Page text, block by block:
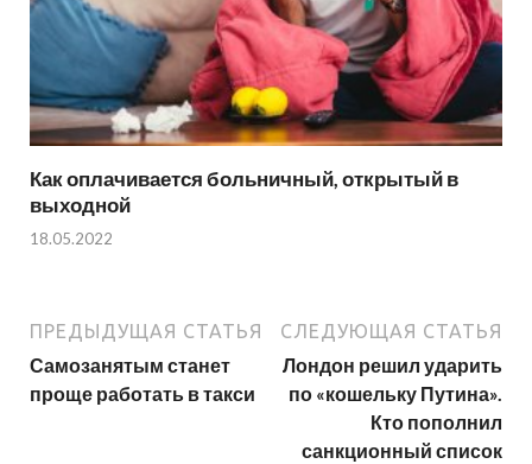
Как оплачивается больничный, открытый в
выходной
18.05.2022
ПРЕДЫДУЩАЯ СТАТЬЯ
Самозанятым станет
проще работать в такси
СЛЕДУЮЩАЯ СТАТЬЯ
Лондон решил ударить
по «кошельку Путина».
Кто пополнил
санкционный список